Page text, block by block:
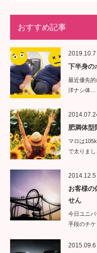
おすすめ記事
2019.10.7
下半身の
最近優先
洋ナシ体…
肥満体型
マロは
で太りまし
2014.12.5
お客様の
せん
今日ユニ
手段のチ
2015.09.6